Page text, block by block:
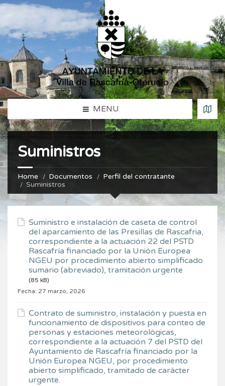
MENU
Suministros
Home Documentos
Perfil del contratante
Suministros
Suministro e instalación de caseta de control
del aparcamiento de las Presillas de Rascafria,
correspondiente a la actuación 22 del PSTD
Rascafría financiado por la Unión Europea
NGEU por procedimiento abierto simplificado
sumario (abreviado), tramitación urgente
(85 kB)
Fecha: 27 marzo, 2026
Contrato de suministro, instalación y puesta en
funcionamiento de dispositivos para conteo de
personas y estaciones meteorológicas,
correspondiente a la actuación 7 del PSTD del
Ayuntamiento de Rascafría financiado por la
Unión Europea NGEU, por procedimiento
abierto simplificado, tramitado de carácter
urgente.